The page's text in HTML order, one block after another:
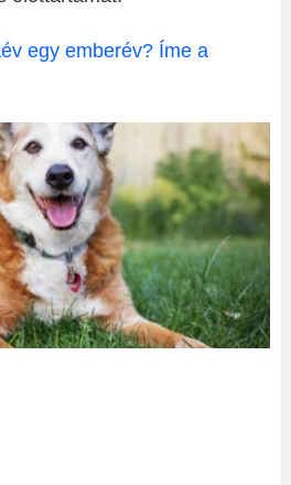
egy emberév? Íme a